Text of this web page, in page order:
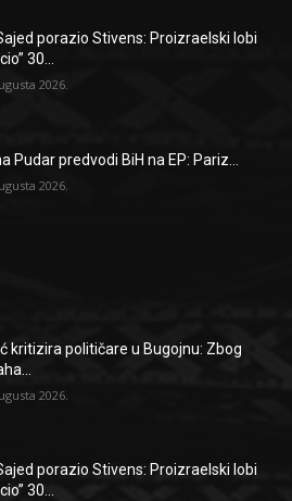
porazio Stivens: Proizraelski lobi
30...
2026.
Pudar predvodi BiH na EP: Pariz...
2026.
kritizira političare u Bugojnu: Zbog
2026.
porazio Stivens: Proizraelski lobi
30...